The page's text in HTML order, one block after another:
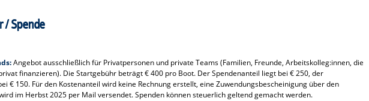
/ Spende
Angebot ausschließlich für Privatpersonen und private Teams (Familien, Freunde, Arbeitskolleg:innen, die
finanzieren). Die Startgebühr beträgt € 400 pro Boot. Der Spendenanteil liegt bei € 250, der
€ 150. Für den Kostenanteil wird keine Rechnung erstellt, eine Zuwendungsbescheinigung über den
im Herbst 2025 per Mail versendet. Spenden können steuerlich geltend gemacht werden.